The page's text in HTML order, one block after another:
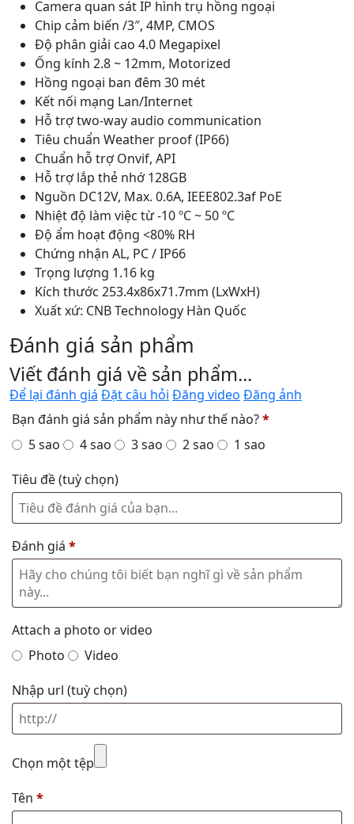
Camera quan sát IP hình trụ hồng ngoại
Chip cảm biến /3″, 4MP, CMOS
Độ phân giải cao 4.0 Megapixel
Ống kính 2.8 ~ 12mm, Motorized
Hồng ngoại ban đêm 30 mét
Kết nối mạng Lan/Internet
Hỗ trợ two-way audio communication
Tiêu chuẩn Weather proof (IP66)
Chuẩn hỗ trợ Onvif, API
Hỗ trợ lắp thẻ nhớ 128GB
Nguồn DC12V, Max. 0.6A, IEEE802.3af PoE
Nhiệt độ làm việc từ -10 ºC ~ 50 ºC
Độ ẩm hoạt động <80% RH
Chứng nhận AL, PC / IP66
Trọng lượng 1.16 kg
Kích thước 253.4x86x71.7mm (LxWxH)
Xuất xứ: CNB Technology Hàn Quốc
Đánh giá sản phẩm
Viết đánh giá về sản phẩm...
Để lại đánh giá Đặt câu hỏi Đăng video Đăng ảnh
Bạn đánh giá sản phẩm này như thế nào?*
5 sao
4 sao 3 sao 2 sao
1 sao
Tiêu đề(tuỳ chọn)
Đánh giá *
Attach a photo or video
Photo
Video
Nhập url (tuỳ chọn)
Chọn một tệp
Tên *